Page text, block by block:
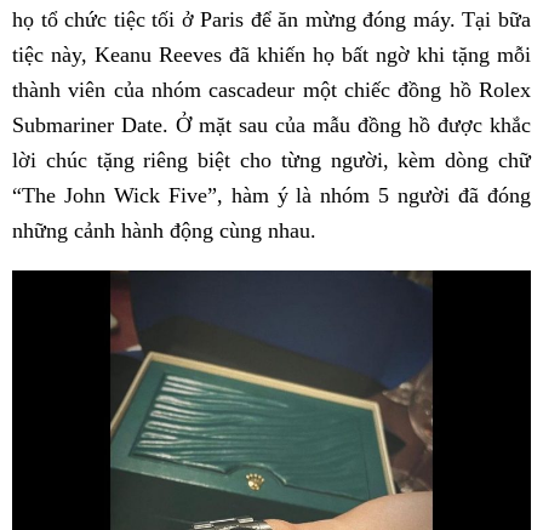
họ tổ chức tiệc tối ở Paris để ăn mừng đóng máy. Tại bữa
tiệc này, Keanu Reeves đã khiến họ bất ngờ khi tặng mỗi
thành viên của nhóm cascadeur một chiếc đồng hồ Rolex
Submariner Date. Ở mặt sau của mẫu đồng hồ được khắc
lời chúc tặng riêng biệt cho từng người, kèm dòng chữ
“The John Wick Five”, hàm ý là nhóm 5 người đã đóng
những cảnh hành động cùng nhau.